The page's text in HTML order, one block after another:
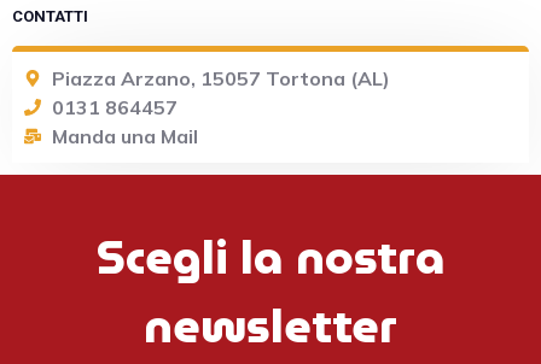
CONTATTI
Piazza Arzano, 15057 Tortona (AL)
0131 864457
Manda una Mail
Scegli la nostra
newsletter